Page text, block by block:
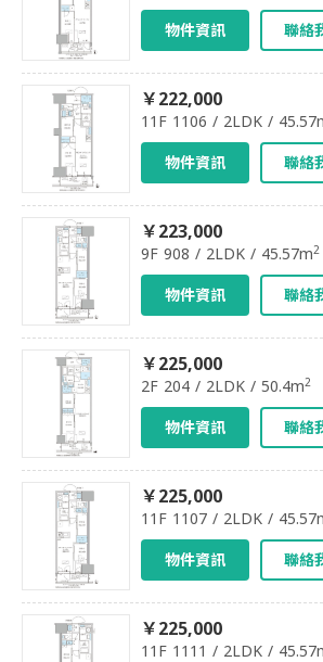
物件資訊 聯絡
￥222,000
11F 1106 / 2LDK /
物件資訊 聯絡
￥223,000
9F 908 / 2LDK / 45.57m2
物件資訊 聯絡
￥225,000
2F 204 / 2LDK / 50.4m2
物件資訊 聯絡
￥225,000
11F 1107 / 2LDK /
物件資訊 聯絡
￥225,000
11F 1111 / 2LDK /